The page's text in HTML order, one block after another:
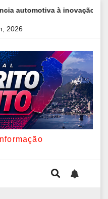
digital: a trajetória
2026